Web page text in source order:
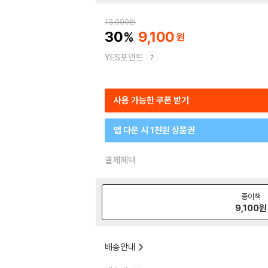
13,000원
30 9,100
YES포인트
사용 가능한 쿠폰 받기
앱 다운 시 1천원 상품권
결제혜택
종이책
9,100원
배송안내